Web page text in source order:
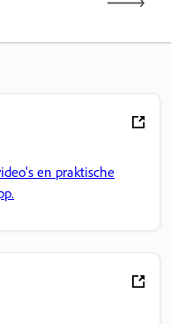
en praktische